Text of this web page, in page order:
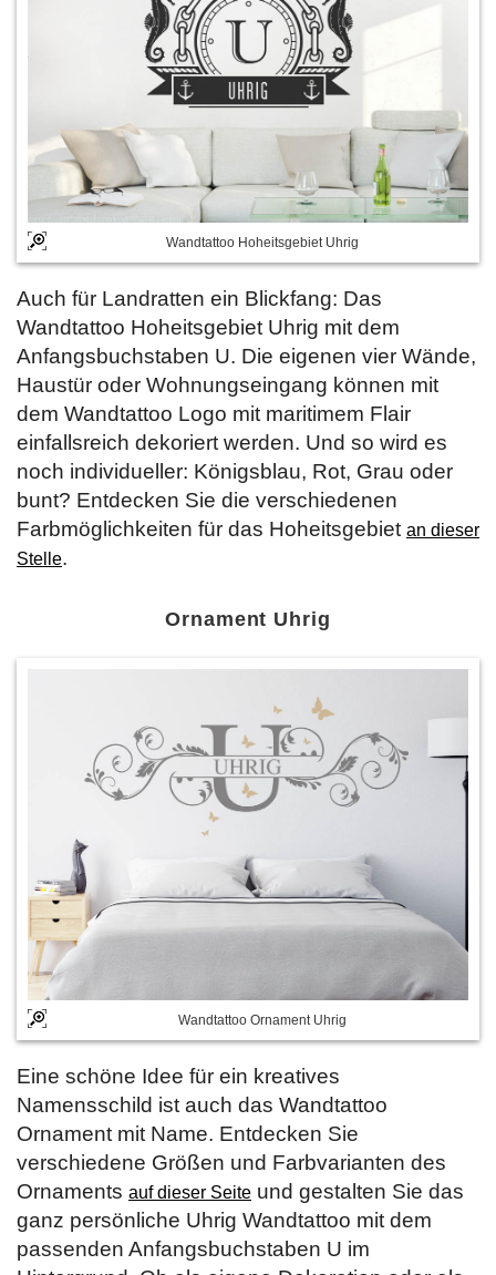
Wandtattoo Hoheitsgebiet Uhrig
Auch für Landratten ein Blickfang: Das
Wandtattoo Hoheitsgebiet Uhrig mit dem
Anfangsbuchstaben U. Die eigenen vier Wände,
Haustür oder Wohnungseingang können mit
dem Wandtattoo Logo mit maritimem Flair
einfallsreich dekoriert werden. Und so wird es
noch individueller: Königsblau, Rot, Grau oder
bunt? Entdecken Sie die verschiedenen
Farbmöglichkeiten für das Hoheitsgebiet an dieser
Stelle.
Ornament Uhrig
Wandtattoo Ornament Uhrig
Eine schöne Idee für ein kreatives
Namensschild ist auch das Wandtattoo
Ornament mit Name. Entdecken Sie
verschiedene Größen und Farbvarianten des
Ornaments auf dieser Seite und gestalten Sie das
ganz persönliche Uhrig Wandtattoo mit dem
passenden Anfangsbuchstaben U im